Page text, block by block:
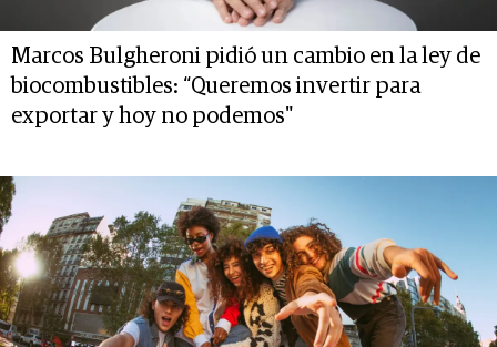
Marcos Bulgheroni pidió un cambio en la ley de
biocombustibles: “Queremos invertir para
exportar y hoy no podemos"